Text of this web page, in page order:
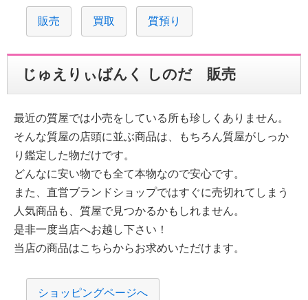
販売 買取 質預り
じゅえりぃばんく しのだ 販売
最近の質屋では小売をしている所も珍しくありません。
そんな質屋の店頭に並ぶ商品は、もちろん質屋がしっか
り鑑定した物だけです。
どんなに安い物でも全て本物なので安心です。
また、直営ブランドショップではすぐに売切れてしまう
人気商品も、質屋で見つかるかもしれません。
是非一度当店へお越し下さい！
当店の商品はこちらからお求めいただけます。
ショッピングページへ